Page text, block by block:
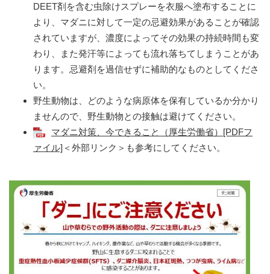
DEET剤を含む虫除けスプレーを衣服へ塗布することに
より、マダニに対して一定の忌避効果があることが確認
されていますが、濃度によってその効果の持続時間も変
わり、また発汗等によっても流れ落ちてしまうことがあ
ります。忌避剤を過信せずに補助的なものとしてくださ
い。
野生動物は、どのような病原体を保有しているか分かり
ませんので、野生動物との接触は避けてください。
マダニ対策、今できること（厚生労働省）[PDFフ
ァイル]​ ＜外部リンク＞ も参考にしてください。